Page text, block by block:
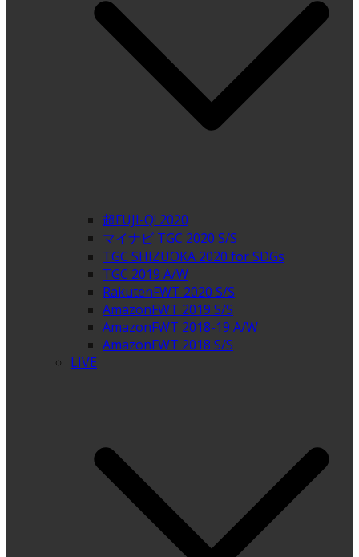
超FUJI-Q! 2020
マイナビ TGC 2020 S/S
TGC SHIZUOKA 2020 for SDGs
TGC 2019 A/W
RakutenFWT 2020 S/S
AmazonFWT 2019 S/S
AmazonFWT 2018-19 A/W
AmazonFWT 2018 S/S
LIVE